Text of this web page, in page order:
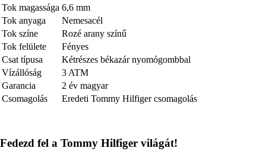
Tok magassága 6,6 mm
Tok anyaga
Nemesacél
Tok színe
Rozé arany színű
Tok felülete
Fényes
Csat típusa
Kétrészes békazár nyomógombbal
Vízállóság
3 ATM
Garancia
2 év magyar
Csomagolás
Eredeti Tommy Hilfiger csomagolás
Fedezd fel a Tommy Hilfiger világát!